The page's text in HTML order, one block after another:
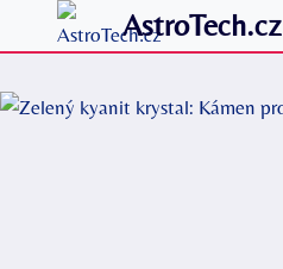
Přeskočit
na
AstroTech.cz